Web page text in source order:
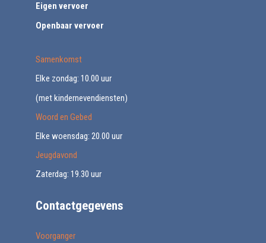
Eigen vervoer
Openbaar vervoer
Samenkomst
Elke zondag: 10.00 uur
(met kindernevendiensten)
Woord en Gebed
Elke woensdag: 20.00 uur
Jeugdavond
Zaterdag: 19.30 uur
Contactgegevens
Voorganger